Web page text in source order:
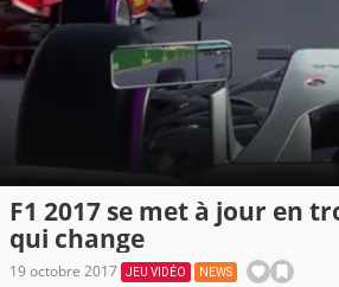
F1 2017 se met à jour en
qui change
19 octobre 2017 JEU VIDÉO NEWS